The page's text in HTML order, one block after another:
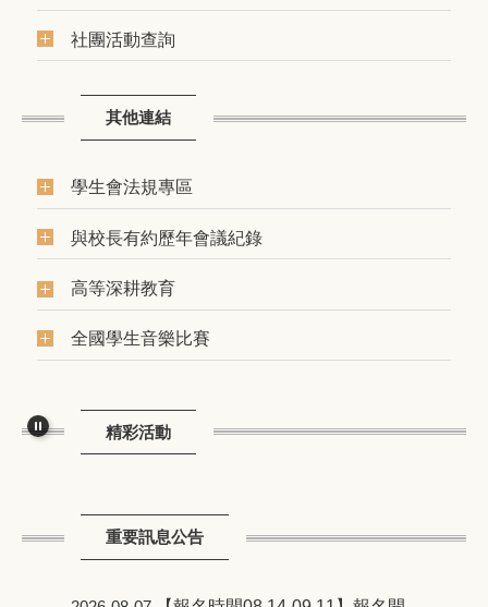
社團活動查詢
其他連結
學生會法規專區
與校長有約歷年會議紀錄
高等深耕教育
全國學生音樂比賽
精彩活動
重要訊息公告